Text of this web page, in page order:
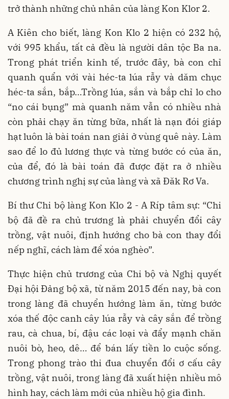
trở thành những chủ nhân của làng Kon Klor 2.
A Kiên cho biết, làng Kon Klo 2 hiện có 232 hộ,
với 995 khẩu, tất cả đều là người dân tộc Ba na.
Trong phát triển kinh tế, trước đây, bà con chỉ
quanh quẩn với vài héc-ta lúa rẫy và dăm chục
héc-ta sắn, bắp…Trồng lúa, sắn và bắp chỉ lo cho
“no cái bụng” mà quanh năm vẫn có nhiều nhà
còn phải chạy ăn từng bữa, nhất là nạn đói giáp
hạt luôn là bài toán nan giải ở vùng quê này. Làm
sao để lo đủ lương thực và từng bước có của ăn,
của để, đó là bài toán đã được đặt ra ở nhiều
chương trình nghị sự của làng và xã Đăk Rơ Va.
Bí thư Chi bộ làng Kon Klo 2 - A Ríp tâm sự: “Chi
bộ đã đề ra chủ trương là phải chuyển đổi cây
trồng, vật nuôi, định hướng cho bà con thay đổi
nếp nghĩ, cách làm để xóa nghèo”.
Thực hiện chủ trương của Chi bộ và Nghị quyết
Đại hội Đảng bộ xã, từ năm 2015 đến nay, bà con
trong làng đã chuyển hướng làm ăn, từng bước
xóa thế độc canh cây lúa rẫy và cây sắn để trồng
rau, cà chua, bí, đậu các loại và đẩy mạnh chăn
nuôi bò, heo, dê… để bán lấy tiền lo cuộc sống.
Trong phong trào thi đua chuyển đổi ơ cấu cây
trồng, vật nuôi, trong làng đã xuất hiện nhiều mô
hình hay, cách làm mới của nhiều hộ gia đình.